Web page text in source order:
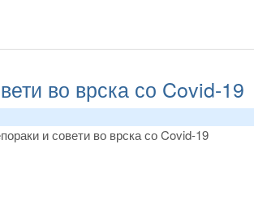
во врска со Covid-19
и совети во врска со Covid-19